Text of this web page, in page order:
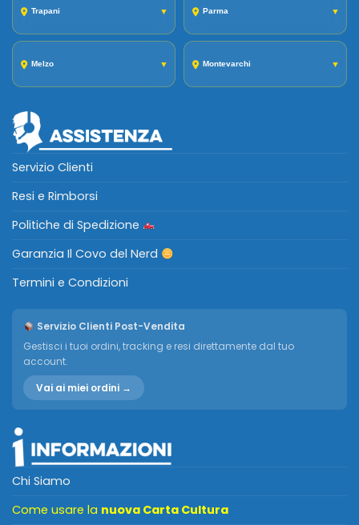
Trapani ▼ Parma ▼
Melzo ▼ Montevarchi ▼
Servizio Clienti
Resi e Rimborsi
Politiche di Spedizione
Garanzia Il Covo del Nerd
Termini e Condizioni
Servizio Clienti Post-Vendita
Gestisci i tuoi ordini, tracking e resi direttamente dal tuo
account.
Vai ai miei ordini →
Chi Siamo
Come usare la nuova Carta Cultura